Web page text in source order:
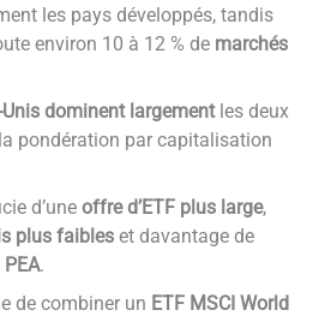
les pays développés, tandis
environ 10 à 12 % de marchés
Unis dominent largementles deux
pondération par capitalisation
d’une offre d’ETF plus large,
plus faibleset davantage de
PEA.
de combiner un ETF MSCI World